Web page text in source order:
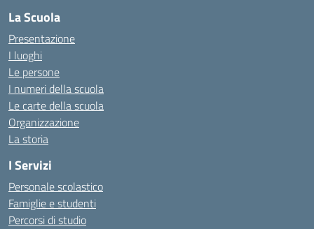
La Scuola
Presentazione
I luoghi
Le persone
I numeri della scuola
Le carte della scuola
Organizzazione
La storia
I Servizi
Personale scolastico
Famiglie e studenti
Percorsi di studio